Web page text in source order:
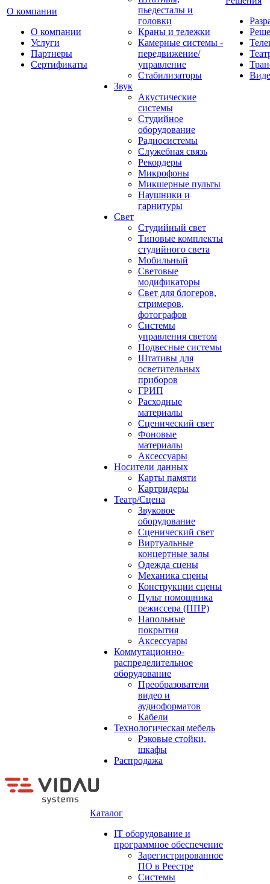
О компании
О компании
Услуги
Партнеры
Сертификаты
пьедесталы и
головки
Краны и тележки
Камерные системы -
передвижение/
управление
Стабилизаторы
Звук
Акустические
системы
Студийное
оборудование
Радиосистемы
Служебная связь
Рекордеры
Микрофоны
Микшерные пульты
Наушники и
гарнитуры
Свет
Студийный свет
Типовые комплекты
студийного света
Мобильный
Световые
модификаторы
Свет для блогеров,
стримеров,
фотографов
Системы
управления светом
Подвесные системы
Штативы для
осветительных
приборов
ГРИП
Расходные
материалы
Сценический свет
Фоновые
материалы
Аксессуары
Носители данных
Карты памяти
Картридеры
Театр/Сцена
Звуковое
оборудование
Сценический свет
Виртуальные
концертные залы
Одежда сцены
Механика сцены
Конструкции сцены
Пульт помощника
режиссера (ППР)
Напольные
покрытия
Аксессуары
Коммутационно-
распределительное
оборудование
Преобразователи
видео и
аудиоформатов
Кабели
Технологическая мебель
Рэковые стойки,
шкафы
Распродажа
Каталог
IT оборудование и
программное обеспечение
Зарегистрированное
ПО в Реестре
Системы